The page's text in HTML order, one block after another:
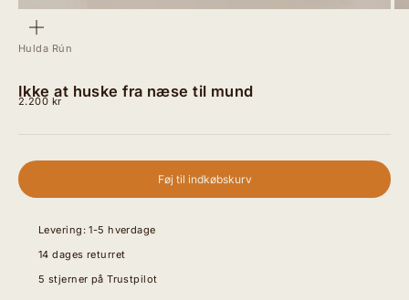
Hulda Rún
Ikke at huske fra næse til mund
Salgspris
2.200 kr
Føj til indkøbskurv
Levering: 1-5 hverdage
14 dages returret
5 stjerner på Trustpilot